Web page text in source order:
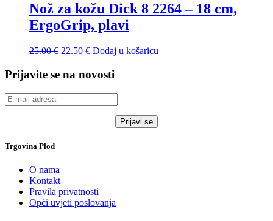
Nož za kožu Dick 8 2264 – 18 cm,
ErgoGrip, plavi
25.00€ 22.50 € Dodaj u košaricu
Prijavite se na novosti
Trgovina Plod
O nama
Kontakt
Pravila privatnosti
Opći uvjeti poslovanja